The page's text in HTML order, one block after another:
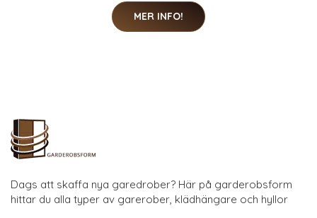
MER INFO!
Dags att skaffa nya garedrober? Här på garderobsform
hittar du alla typer av garerober, klädhängare och hyllor